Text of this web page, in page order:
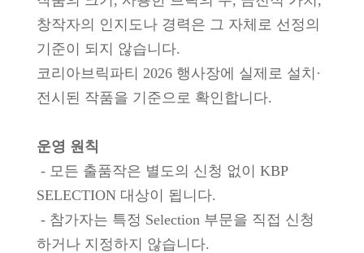
창작자의 인지도나 경력은 그 자체로 선정의
기준이 되지 않습니다.
코리아브릭파티 2026 행사장에 실제로 설치·
전시된 작품을 기준으로 확인합니다.
운영 원칙
- 모든 출품작은 별도의 신청 없이 KBP
SELECTION 대상이 됩니다.
- 참가자는 특정 Selection 부문을 직접 신청
하거나 지정하지 않습니다.